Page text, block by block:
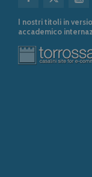
I nostri titoli in
accademico